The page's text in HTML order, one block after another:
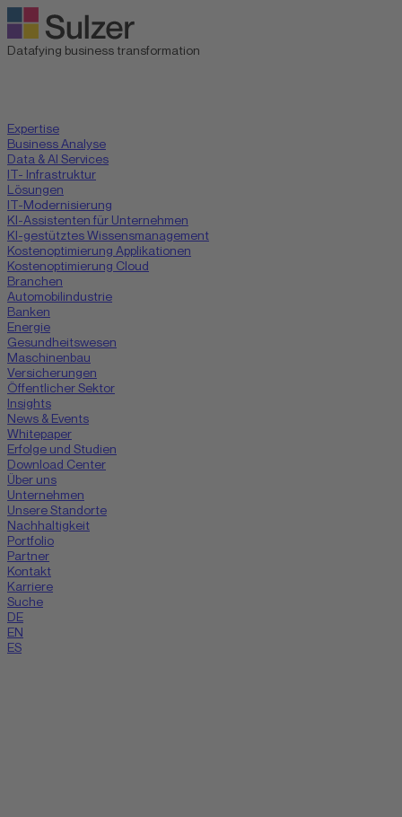
Datafying business transformation
Expertise
Business Analyse
Data & AI Services
IT- Infrastruktur
Lösungen
IT-Modernisierung
KI-Assistenten für Unternehmen
KI-gestütztes Wissensmanagement
Kostenoptimierung Applikationen
Kostenoptimierung Cloud
Branchen
Automobilindustrie
Banken
Energie
Gesundheitswesen
Maschinenbau
Versicherungen
Öffentlicher Sektor
Insights
News & Events
Whitepaper
Erfolge und Studien
Download Center
Über uns
Unternehmen
Unsere Standorte
Nachhaltigkeit
Portfolio
Partner
Kontakt
Karriere
Suche
DE
EN
ES